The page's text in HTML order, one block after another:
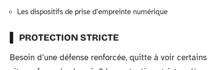
Les dispositifs de prise d’empreinte numérique
PROTECTION STRICTE
Besoin d’une défense renforcée, quitte à voir certains